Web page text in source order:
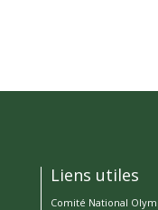
Liens utiles
Comité National